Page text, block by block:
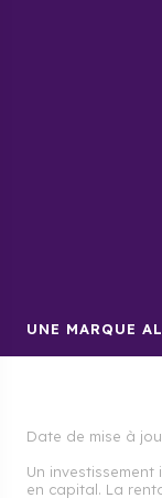
UNE MARQUE
Date de mise à
Un
en capital. La